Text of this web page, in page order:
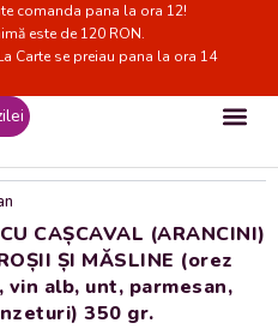
comanda pana la ora 12!
este de 120 RON.
Carte se preiau pana la ora 14
CAȘCAVAL (ARANCINI)
ȘI MĂSLINE (orez
vin alb, unt, parmesan,
350 gr.